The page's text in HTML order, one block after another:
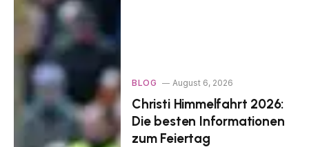
BLOG August 6, 2026
Christi Himmelfahrt 2026:
Die besten Informationen
zum Feiertag